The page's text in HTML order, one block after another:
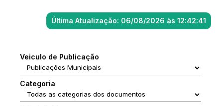
Última Atualização: 06/08/2026 às 12:42:41
Veiculo de Publicação
Categoria